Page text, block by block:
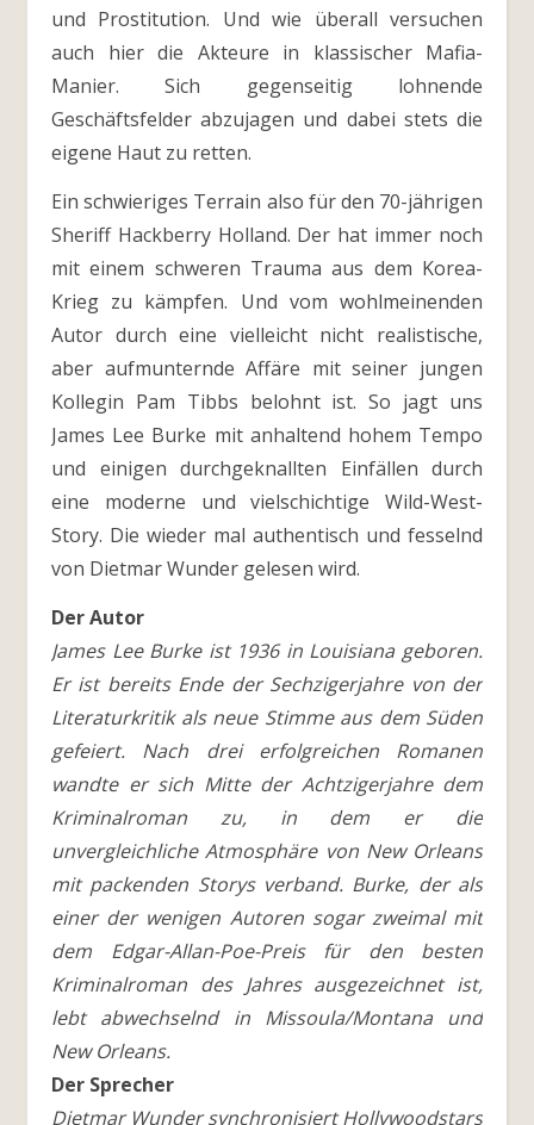
und Prostitution. Und wie überall versuchen
auch hier die Akteure in klassischer Mafia-
Manier. Sich gegenseitig lohnende
Geschäftsfelder abzujagen und dabei stets die
eigene Haut zu retten.
Ein schwieriges Terrain also für den 70-jährigen
Sheriff Hackberry Holland. Der hat immer noch
mit einem schweren Trauma aus dem Korea-
Krieg zu kämpfen. Und vom wohlmeinenden
Autor durch eine vielleicht nicht realistische,
aber aufmunternde Affäre mit seiner jungen
Kollegin Pam Tibbs belohnt ist. So jagt uns
James Lee Burke mit anhaltend hohem Tempo
und einigen durchgeknallten Einfällen durch
eine moderne und vielschichtige Wild-West-
Story. Die wieder mal authentisch und fesselnd
von Dietmar Wunder gelesen wird.
Der Autor
James Lee Burke ist 1936 in Louisiana geboren.
Er ist bereits Ende der Sechzigerjahre von der
Literaturkritik als neue Stimme aus dem Süden
gefeiert. Nach drei erfolgreichen Romanen
wandte er sich Mitte der Achtzigerjahre dem
Kriminalroman zu, in dem er die
unvergleichliche Atmosphäre von New Orleans
mit packenden Storys verband. Burke, der als
einer der wenigen Autoren sogar zweimal mit
dem Edgar-Allan-Poe-Preis für den besten
Kriminalroman des Jahres ausgezeichnet ist,
lebt abwechselnd in Missoula/Montana und
New Orleans.
Der Sprecher
Dietmar Wunder synchronisiert Hollywoodstars